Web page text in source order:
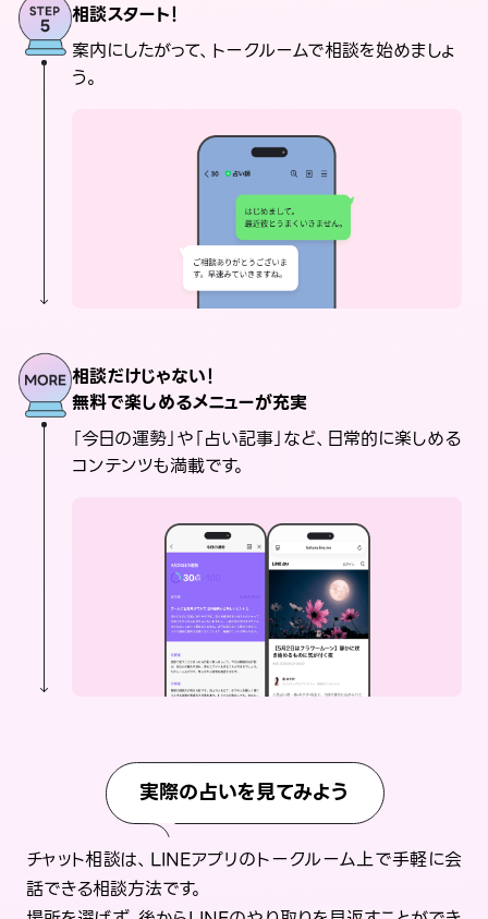
相談スタート！
案内にしたがって、トークルームで相談を始めましょ
う。
相談だけじゃない！
無料で楽しめるメニューが充実
「今日の運勢」や「占い記事」など、日常的に楽しめる
コンテンツも満載です。
実際の占いを見てみよう
チャット相談は、LINEアプリのトークルーム上で手軽に会
話できる相談方法です。